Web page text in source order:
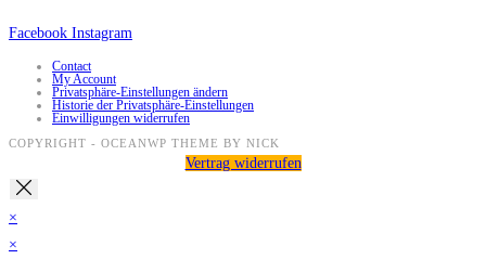
Facebook Instagram
Contact
My Account
Privatsphäre-Einstellungen ändern
Historie der Privatsphäre-Einstellungen
Einwilligungen widerrufen
COPYRIGHT - OCEANWP THEME BY NICK
Vertrag widerrufen
×
×